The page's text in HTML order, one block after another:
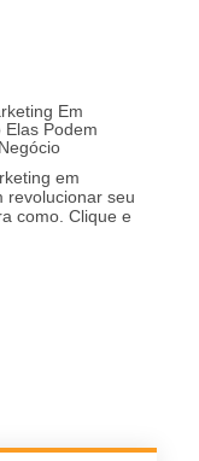
Em
Podem
em
revolucionar seu
como. Clique e